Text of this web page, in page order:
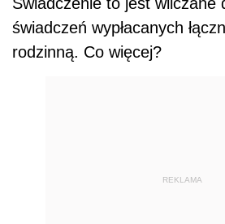
świadczeń wypłacanych
rodzinną. Co więcej?
REKLAMA